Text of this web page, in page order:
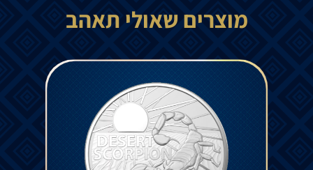
מוצרים שאולי תאהב